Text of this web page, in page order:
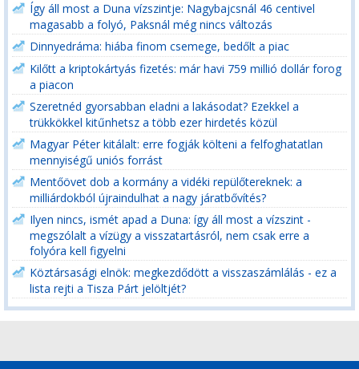
Így áll most a Duna vízszintje: Nagybajcsnál 46 centivel
magasabb a folyó, Paksnál még nincs változás
Dinnyedráma: hiába finom csemege, bedőlt a piac
Kilőtt a kriptokártyás fizetés: már havi 759 millió dollár forog
a piacon
Szeretnéd gyorsabban eladni a lakásodat? Ezekkel a
trükkökkel kitűnhetsz a több ezer hirdetés közül
Magyar Péter kitálalt: erre fogják költeni a felfoghatatlan
mennyiségű uniós forrást
Mentőövet dob a kormány a vidéki repülőtereknek: a
milliárdokból újraindulhat a nagy járatbővítés?
Ilyen nincs, ismét apad a Duna: így áll most a vízszint -
megszólalt a vízügy a visszatartásról, nem csak erre a
folyóra kell figyelni
Köztársasági elnök: megkezdődött a visszaszámlálás - ez a
lista rejti a Tisza Párt jelöltjét?